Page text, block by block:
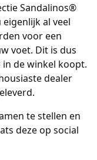
Sandalinos®
al veel
voor een
voet. Dit is dus
de winkel koopt.
dealer
te stellen en
deze op social